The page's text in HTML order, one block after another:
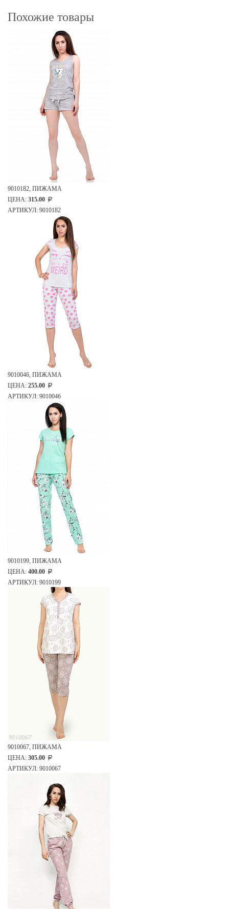
Похожие товары
9010182, ПИЖАМА
ЦЕНА: 315.00
АРТИКУЛ: 9010182
9010046, ПИЖАМА
ЦЕНА: 255.00
АРТИКУЛ: 9010046
9010199, ПИЖАМА
ЦЕНА: 400.00
АРТИКУЛ: 9010199
9010067, ПИЖАМА
ЦЕНА: 305.00
АРТИКУЛ: 9010067